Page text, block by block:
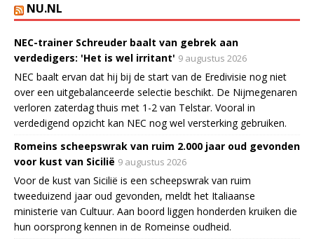
NU.NL
NEC-trainer Schreuder baalt van gebrek aan
verdedigers: 'Het is wel irritant' 9 augustus 2026
NEC baalt ervan dat hij bij de start van de Eredivisie nog niet
over een uitgebalanceerde selectie beschikt. De Nijmegenaren
verloren zaterdag thuis met 1-2 van Telstar. Vooral in
verdedigend opzicht kan NEC nog wel versterking gebruiken.
Romeins scheepswrak van ruim 2.000 jaar oud gevonden
voor kust van Sicilië 9 augustus 2026
Voor de kust van Sicilië is een scheepswrak van ruim
tweeduizend jaar oud gevonden, meldt het Italiaanse
ministerie van Cultuur. Aan boord liggen honderden kruiken die
hun oorsprong kennen in de Romeinse oudheid.